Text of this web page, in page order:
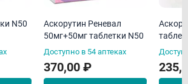
N50
Аскорутин Реневал
50мг+50мг таблетки N50
Доступно в 54 аптеках
370,00 ₽